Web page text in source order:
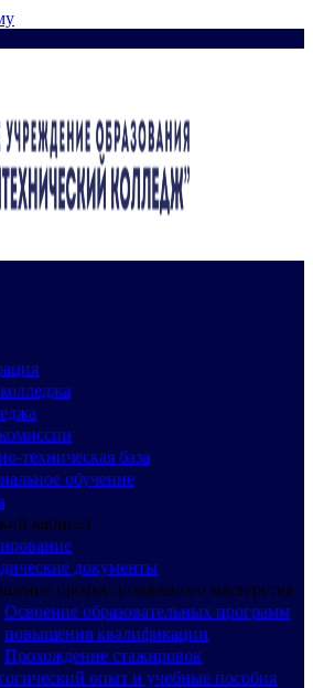
техническая база
обучение
кабинет
документы
профессионального мастерства
Освоение образовательных программ
повышения квалификации
Прохождение стажировок
опыт и учебные пособия